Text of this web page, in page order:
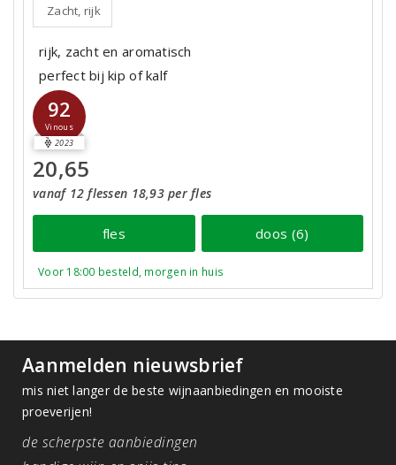
Zacht, rijk
rijk, zacht en aromatisch
perfect bij kip of kalf
92
Vinous
2023
20,65
vanaf 12 flessen 18,93 per fles
fles doos (6)
Voor 18:00 besteld, morgen in huis
Aanmelden nieuwsbrief
mis niet langer de beste wijnaanbiedingen en mooiste
proeverijen!
de scherpste aanbiedingen